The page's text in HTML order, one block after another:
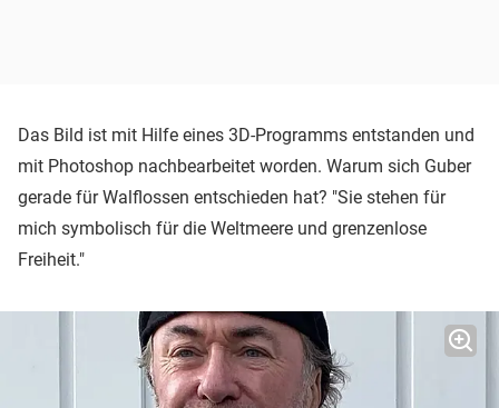
Das Bild ist mit Hilfe eines 3D-Programms entstanden und
mit Photoshop nachbearbeitet worden. Warum sich Guber
gerade für Walflossen entschieden hat? "Sie stehen für
mich symbolisch für die Weltmeere und grenzenlose
Freiheit."